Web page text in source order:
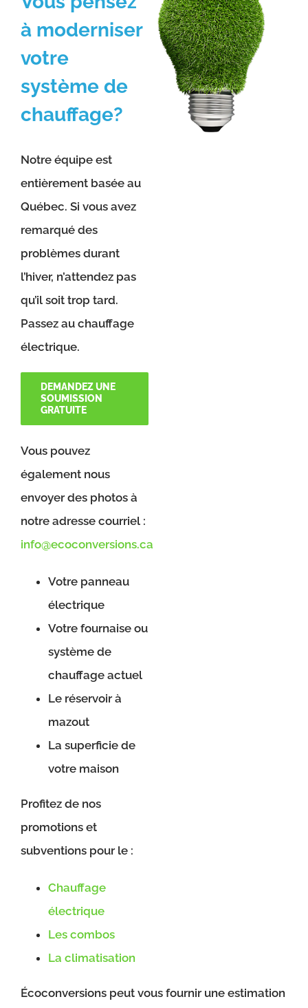
à moderniser
votre
système de
chauffage?
Notre équipe est
entièrement basée au
Québec. Si vous avez
remarqué des
problèmes durant
l’hiver, n’attendez pas
qu’il soit trop tard.
Passez au chauffage
électrique.
DEMANDEZ UNE
SOUMISSION
GRATUITE
Vous pouvez
également nous
envoyer des photos à
notre adresse courriel :
info@ecoconversions.ca
Votre panneau
électrique
Votre fournaise ou
système de
chauffage actuel
Le réservoir à
mazout
La superficie de
votre maison
Profitez de nos
promotions et
subventions pour le :
Chauffage
électrique
Les combos
La climatisation
Écoconversions peut vous fournir une estimation